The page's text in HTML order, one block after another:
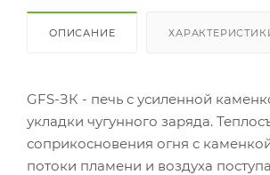
ОПИСАНИЕ
GFS-ЗК - печь с усиленной
укладки чугунного заряда.
соприкосновения огня с
потоки пламени и воздуха